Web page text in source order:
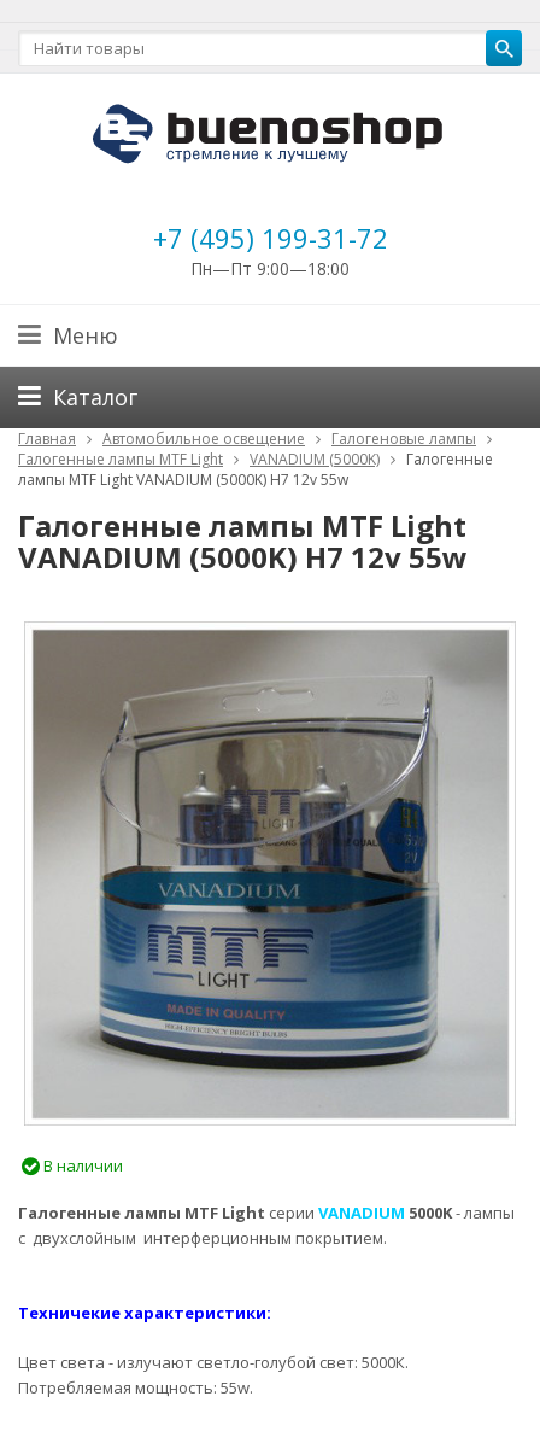
+7 (495) 199-31-72
Пн—Пт 9:00—18:00
Меню
Каталог
Главная Автомобильное освещение
Галогеновые лампы
Галогенные лампы MTF Light
VANADIUM (5000K)
Галогенные
лампы MTF Light VANADIUM (5000K) H7 12v 55w
Галогенные лампы MTF Light
VANADIUM (5000K) H7 12v 55w
В наличии
Галогенные лампы MTF Light серии VANADIUM 5000K- лампы
с двухслойным интерферционным покрытием.
Техничекие характеристики:
Цвет света - излучают светло-голубой свет: 5000К.
Потребляемая мощность: 55w.